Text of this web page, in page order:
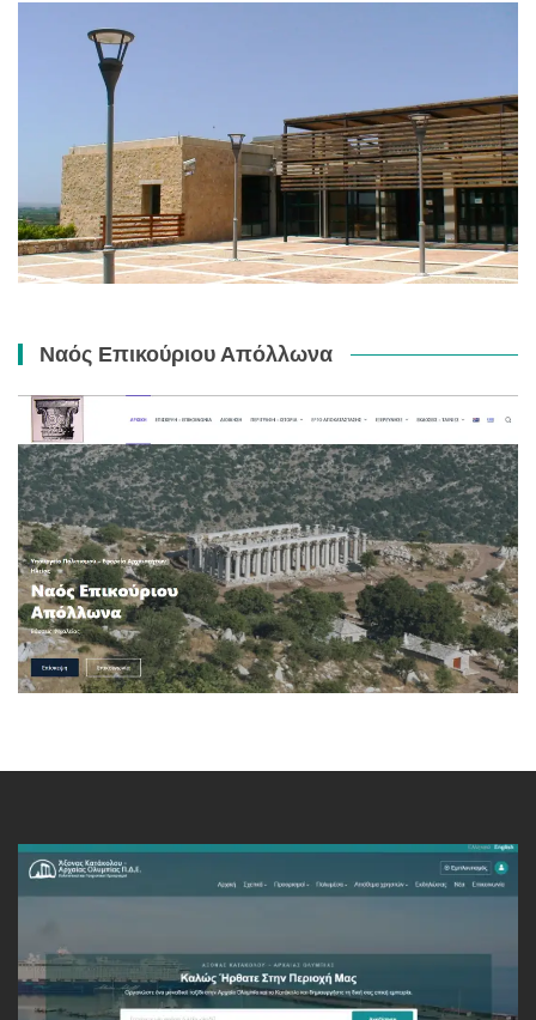
Ναός Επικούριου Απόλλωνα